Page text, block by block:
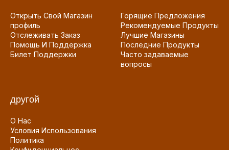
Открыть Свой Магазин
профиль
Отслеживать Заказ
Помощь И Поддержка
Билет Поддержки
Горящие Предложения
Рекомендуемые Продукты
Лучшие Магазины
Последние Продукты
Часто задаваемые
вопросы
другой
О Нас
Условия Использования
Политика